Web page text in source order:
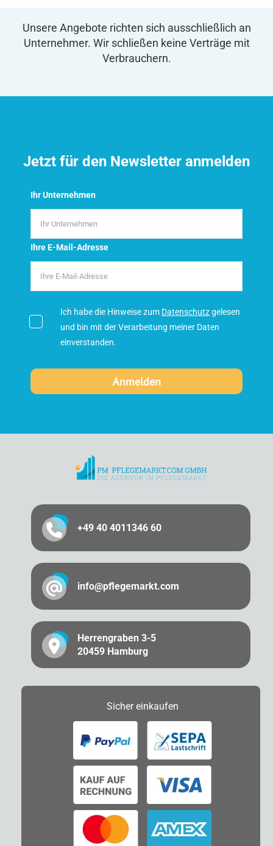
Unsere Angebote richten sich ausschließlich an
Unternehmer. Wir schließen keine Verträge mit
Verbrauchern.
Jetzt für den Newsletter anmelden
Ihr Unternehmen
Ihre E-Mail-Adresse
Ich habe die Hinweise zum Datenschutzgelesen
und bin mit der Verarbeitung meiner Daten
einverstanden.
+49 40 4011346 60
info@pflegemarkt.com
Herrengraben 3-5
20459 Hamburg
Sichereinkaufen